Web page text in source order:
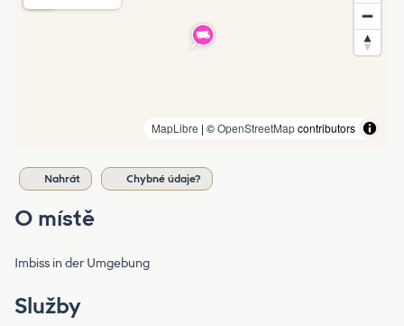
MapLibre | ©OpenStreetMapcontributors
Nahrát Chybné údaje?
O místě
Imbiss in der Umgebung
Služby